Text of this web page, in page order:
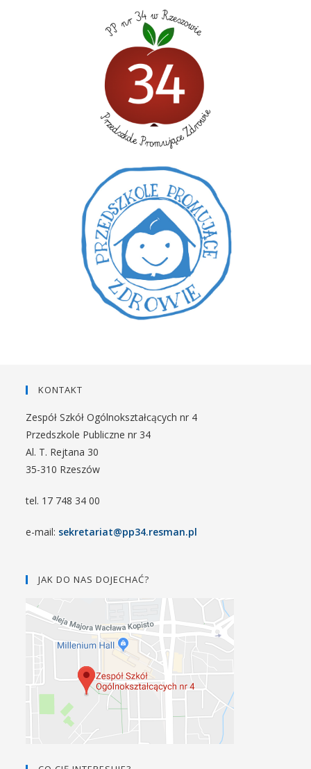
KONTAKT
Zespół Szkół Ogólnokształcących nr 4
Przedszkole Publiczne nr 34
Al. T. Rejtana 30
35-310 Rzeszów
tel. 17 748 34 00
e-mail: sekretariat@pp34.resman.pl
JAK DO NAS DOJECHAĆ?